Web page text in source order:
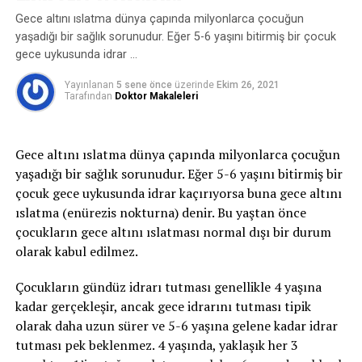
malzemelerle yapılması gerekmektedir.
oluşan idrar kaçırmayı ifade eder. Bu zorlamalar
sırasında mesane içindeki basınç artar, idrar tutmayı
sağlayan kaslar ve mekanizmalar bu basınca karşı
koyamaz ve idrar kaçırma oluşur.
2-Sıkışma tipi idrar kaçırma:
yetişememe veya idrarı geciktirememe durumudur ve
idrar bu esnada kaçar. İdrar kaçağı bir damla ila idrarın
tamamını kaçırma derecesinde olabilir. gece idrara
kalkma ihtiyacı belirgindir. Bu tip idrar kaçırma,
enfeksiyon gibi basit problemden; nörolojik bozukluk
veya diyabet gibi daha ciddi durumlardan
3- Taşma inkontinansı: Tamamen boşalmayan bir
mesaneden kapasite dolduktan sonra damla damla
sürekli idrar kaçırmayı ifade eder.
Gece altını ıslatma dünya çapında milyonlarca çocuğun
yaşadığı bir sağlık sorunudur. Eğer 5-6 yaşını bitirmiş bir çocuk
gece uykusunda idrar …
Yayınlanan 5 sene önce üzerinde Ekim 26, 2021
Tarafından Doktor Makaleleri
Gece altını ıslatma dünya çapında milyonlarca çocuğun
yaşadığı bir sağlık sorunudur. Eğer 5-6 yaşını bitirmiş bir
çocuk gece uykusunda idrar kaçırıyorsa buna gece altını
ıslatma (enürezis nokturna) denir. Bu yaştan önce
çocukların gece altını ıslatması normal dışı bir durum
olarak kabul edilmez.
Çocukların gündüz idrarı tutması genellikle 4 yaşına
kadar gerçekleşir, ancak gece idrarını tutması tipik
olarak daha uzun sürer ve 5-6 yaşına gelene kadar idrar
tutması pek beklenmez. 4 yaşında, yaklaşık her 3